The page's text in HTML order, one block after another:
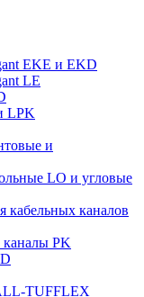
EKE и EKD
LE
LPK
и
LO и угловые
кабельных каналов
каналы PK
TUFFLEX